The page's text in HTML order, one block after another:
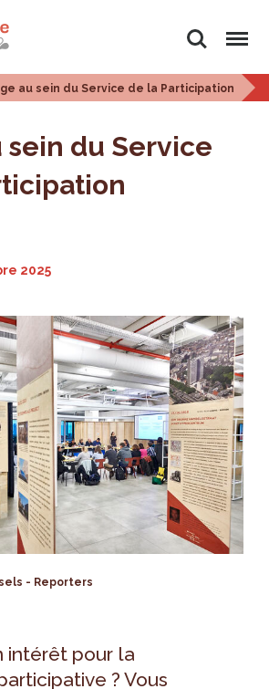
Rechercher
Menu
au sein du Service de la Participation
sein du Service
2025
- Reporters
intérêt pour la
? Vous